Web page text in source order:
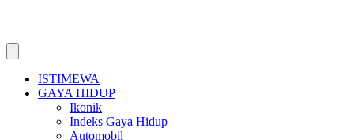
ISTIMEWA
GAYA HIDUP
Ikonik
Indeks Gaya Hidup
Automobil